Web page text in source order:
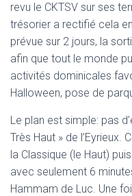
revu le CKTSV sur ses
trésorier a rectifié cela
prévue sur 2 jours, la
afin que tout le monde
activités dominicales
Halloween, pose de
Le plan est simple: pas
Très Haut » de l’Eyrieux.
la Classique (le Haut)
avec seulement 6
Hammam de Luc. Une